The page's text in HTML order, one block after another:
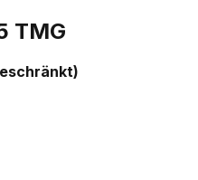
TMG